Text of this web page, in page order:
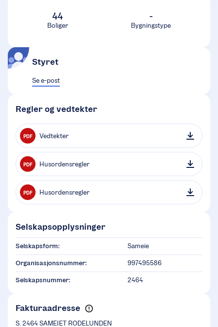
44
Boliger
-
Bygningstype
Styret
Se e-post
Regler og vedtekter
PDF Vedtekter
PDF Husordensregler
PDF Husordensregler
Selskapsopplysninger
Selskapsform: Sameie
Organisasjonsnummer: 997495586
Selskapsnummer: 2464
Fakturaadresse
S. 2464 SAMEIET RODELUNDEN